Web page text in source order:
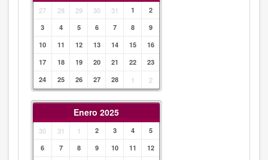
27 28 29 30 31 1
2
3
4 5 6 7 8
9
10
11 12 13 14 15
16
17
18 19 20 21 22
23
24
25 26 27 28 1 2
Enero 2025
30 31 1 2 3 4
5
6
7 8 9 10 11
12